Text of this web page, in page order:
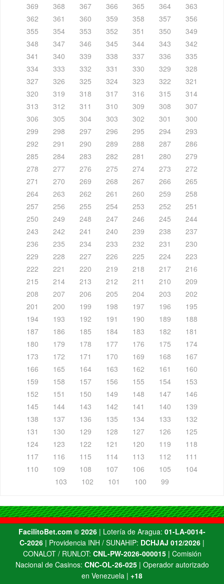
369
368 367 366 365 364
363
362
361 360 359 358 357
356
355
354 353 352 351 350
349
348
347 346 345 344 343
342
341
340 339 338 337 336
335
334
333 332 331 330 329
328
327
326 325 324 323 322
321
320
319 318 317 316 315
314
313
312 311 310 309 308
307
306
305 304 303 302 301
300
299
298 297 296 295 294
293
292
291 290 289 288 287
286
285
284 283 282 281 280
279
278
277 276 275 274 273
272
271
270 269 268 267 266
265
264
263 262 261 260 259
258
257
256 255 254 253 252
251
250
249 248 247 246 245
244
243
242 241 240 239 238
237
236
235 234 233 232 231
230
229
228 227 226 225 224
223
222
221 220 219 218 217
216
215
214 213 212 211 210
209
208
207 206 205 204 203
202
201
200 199 198 197 196
195
194
193 192 191 190 189
188
187
186 185 184 183 182
181
180
179 178 177 176 175
174
173
172 171 170 169 168
167
166
165 164 163 162 161
160
159
158 157 156 155 154
153
152
151 150 149 148 147
146
145
144 143 142 141 140
139
138
137 136 135 134 133
132
131
130 129 128 127 126
125
124
123 122 121 120 119
118
117
116 115 114 113 112
111
110
109 108 107 106 105
104
103
102 101 100 99
FacilitoBet.com ©️ 2026 | Lotería de Aragua: 01-LA-0014-
C-2026 | Providencia INH / SUNAHIP: DCHJAJ 012/2026 |
CONALOT / RUNLOT: CNL-PW-2026-000015| Comisión
Nacional de Casinos: CNC-OL-26-025| Operador autorizado
en Venezuela | +18